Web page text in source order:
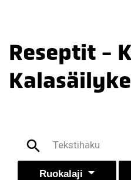
Reseptit -
Kalasäilyke
Ruokalaji